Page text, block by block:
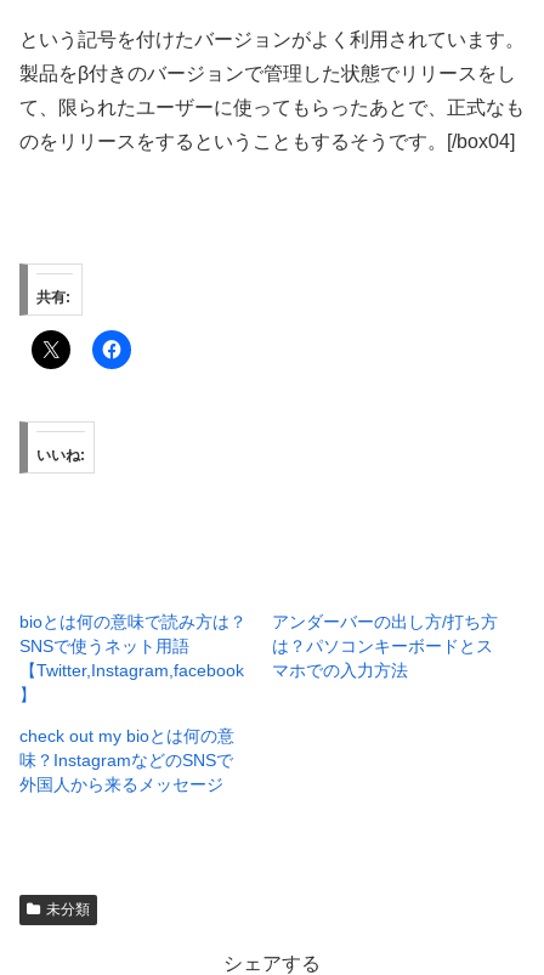
という記号を付けたバージョンがよく利用されています。
製品をβ付きのバージョンで管理した状態でリリースをし
て、限られたユーザーに使ってもらったあとで、正式なも
のをリリースをするということもするそうです。[/box04]
共有:
いいね:
bioとは何の意味で読み方は？
SNSで使うネット用語
【Twitter,Instagram,facebook
】
アンダーバーの出し方/打ち方
は？パソコンキーボードとス
マホでの入力方法
check out my bioとは何の意
味？InstagramなどのSNSで
外国人から来るメッセージ
未分類
シェアする